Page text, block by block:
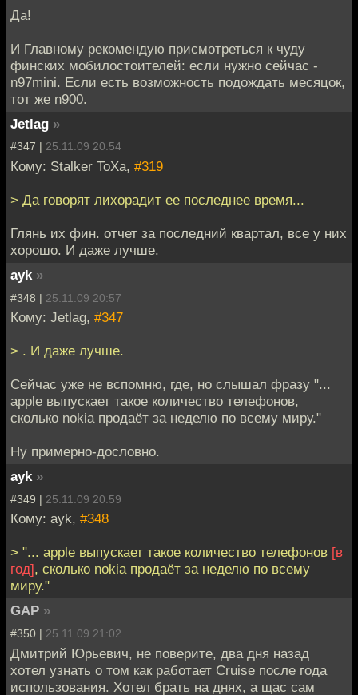
Да!
И Главному рекомендую присмотреться к чуду
финских мобилостоителей: если нужно сейчас -
n97mini. Если есть возможность подождать месяцок,
тот же n900.
Jetlag »
#347 | 25.11.09 20:54
Кому: Stalker ToXa, #319
> Да говорят лихорадит ее последнее время...
Глянь их фин. отчет за последний квартал, все у них
хорошо. И даже лучше.
ayk »
#348 | 25.11.09 20:57
Кому: Jetlag, #347
> . И даже лучше.
Сейчас уже не вспомню, где, но слышал фразу "...
apple выпускает такое количество телефонов,
сколько nokia продаёт за неделю по всему миру."
Ну примерно-дословно.
ayk »
#349 | 25.11.09 20:59
Кому: ayk, #348
> "... apple выпускает такое количество телефонов [в
год], сколько nokia продаёт за неделю по всему
миру."
GAP »
#350 | 25.11.09 21:02
Дмитрий Юрьевич, не поверите, два дня назад
хотел узнать о том как работает Cruise после года
использования. Хотел брать на днях, а щас сам